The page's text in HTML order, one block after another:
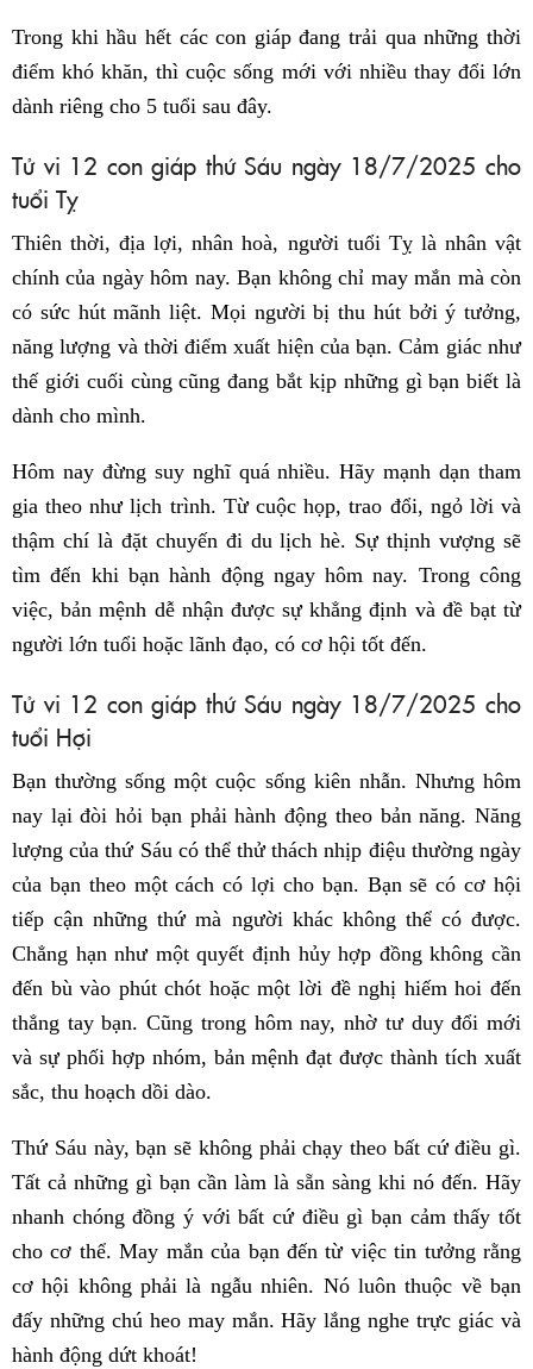
Trong khi hầu hết các con giáp đang trải qua những thời
điểm khó khăn, thì cuộc sống mới với nhiều thay đổi lớn
dành riêng cho 5 tuổi sau đây.
Tử vi 12 con giáp thứ Sáu ngày 18/7/2025 cho
tuổi Tỵ
Thiên thời, địa lợi, nhân hoà, người tuổi Tỵ là nhân vật
chính của ngày hôm nay. Bạn không chỉ may mắn mà còn
có sức hút mãnh liệt. Mọi người bị thu hút bởi ý tưởng,
năng lượng và thời điểm xuất hiện của bạn. Cảm giác như
thế giới cuối cùng cũng đang bắt kịp những gì bạn biết là
dành cho mình.
Hôm nay đừng suy nghĩ quá nhiều. Hãy mạnh dạn tham
gia theo như lịch trình. Từ cuộc họp, trao đổi, ngỏ lời và
thậm chí là đặt chuyến đi du lịch hè. Sự thịnh vượng sẽ
tìm đến khi bạn hành động ngay hôm nay. Trong công
việc, bản mệnh dễ nhận được sự khẳng định và đề bạt từ
người lớn tuổi hoặc lãnh đạo, có cơ hội tốt đến.
Tử vi 12 con giáp thứ Sáu ngày 18/7/2025 cho
tuổi Hợi
Bạn thường sống một cuộc sống kiên nhẫn. Nhưng hôm
nay lại đòi hỏi bạn phải hành động theo bản năng. Năng
lượng của thứ Sáu có thể thử thách nhịp điệu thường ngày
của bạn theo một cách có lợi cho bạn. Bạn sẽ có cơ hội
tiếp cận những thứ mà người khác không thể có được.
Chẳng hạn như một quyết định hủy hợp đồng không cần
đến bù vào phút chót hoặc một lời đề nghị hiếm hoi đến
thẳng tay bạn. Cũng trong hôm nay, nhờ tư duy đổi mới
và sự phối hợp nhóm, bản mệnh đạt được thành tích xuất
sắc, thu hoạch dồi dào.
Thứ Sáu này, bạn sẽ không phải chạy theo bất cứ điều gì.
Tất cả những gì bạn cần làm là sẵn sàng khi nó đến. Hãy
nhanh chóng đồng ý với bất cứ điều gì bạn cảm thấy tốt
cho cơ thể. May mắn của bạn đến từ việc tin tưởng rằng
cơ hội không phải là ngẫu nhiên. Nó luôn thuộc về bạn
đấy những chú heo may mắn. Hãy lắng nghe trực giác và
hành động dứt khoát!